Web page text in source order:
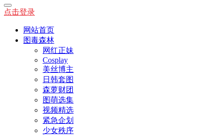
点击登录
网站首页
图毒森林
网红正妹
Cosplay
美丝博主
日韩套图
森萝财团
图萌选集
视频精选
紧急企划
少女秩序